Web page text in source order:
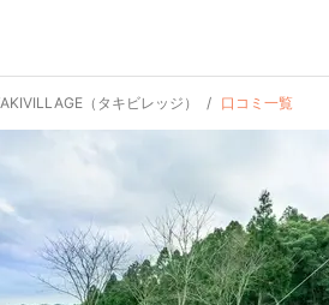
（タキビレッジ） 口コミ一覧